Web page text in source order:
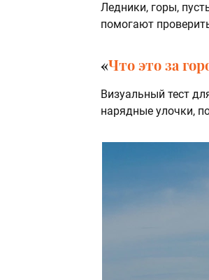
Ледники, горы,
помогают
«Что это за
Визуальный тест
нарядные улочки,